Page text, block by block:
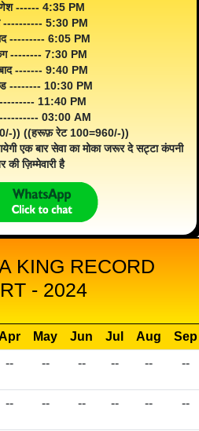
------ 4:35 PM
---------- 5:30 PM
--------- 6:05 PM
-------- 7:30 PM
------- 9:40 PM
-------- 10:30 PM
11:40 PM
---------- 03:00 AM
)) ((हरूफ़ रेट 100=960/-))
एक बार सेवा का मोका जरूर दे सट्टा कंपनी
की ज़िम्मेवारी है
KING RECORD
- 2024
May Jun Jul Aug
Sep
-- -- -- -- -- --
-- -- -- -- -- --